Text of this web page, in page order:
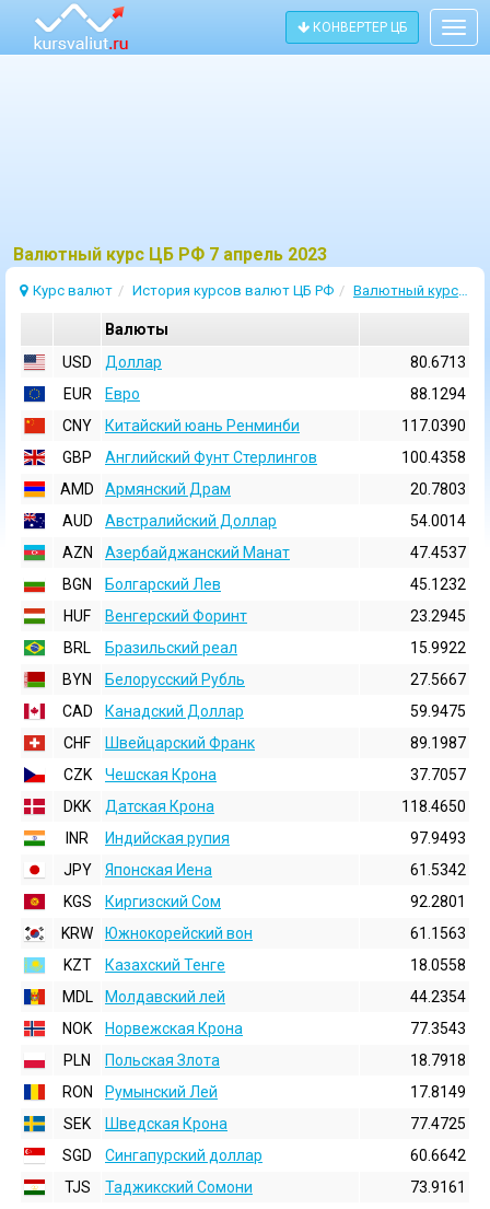
КОНВЕРТЕР ЦБ
Bалютный курс ЦБ РФ 7 апрель 2023
Курс валют История курсов валют ЦБ РФ Валютный курс 7 Апрель 2023
Валюты
USD
Доллар
80.6713
EUR
Евро
88.1294
CNY
Китайский юань Ренминби
117.0390
GBP
Английский Фунт Стерлингов
100.4358
AMD
Армянский Драм
20.7803
AUD
Австралийский Доллар
54.0014
AZN
Азербайджанский Манат
47.4537
BGN
Болгарский Лев
45.1232
HUF
Венгерский Форинт
23.2945
BRL
Бразильский реал
15.9922
BYN
Белорусский Рубль
27.5667
CAD
Канадский Доллар
59.9475
CHF
Швейцарский Франк
89.1987
CZK
Чешская Крона
37.7057
DKK
Датская Крона
118.4650
INR
Индийская pупия
97.9493
JPY
Японская Иена
61.5342
KGS
Киргизский Сом
92.2801
KRW
Южнокорейский вон
61.1563
KZT
Казахский Тенге
18.0558
MDL
Молдавский лей
44.2354
NOK
Норвежская Крона
77.3543
PLN
Польская Злота
18.7918
RON
Румынский Лей
17.8149
SEK
Шведская Крона
77.4725
SGD
Сингапурский доллар
60.6642
TJS
Таджикский Сомони
73.9161